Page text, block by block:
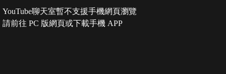
YouTube聊天室暫不支援手機網頁瀏覽
請前往 PC 版網頁或下載手機 APP